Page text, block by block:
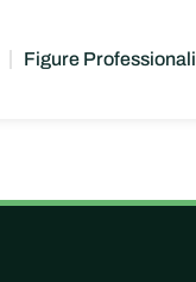
Figure Professionali